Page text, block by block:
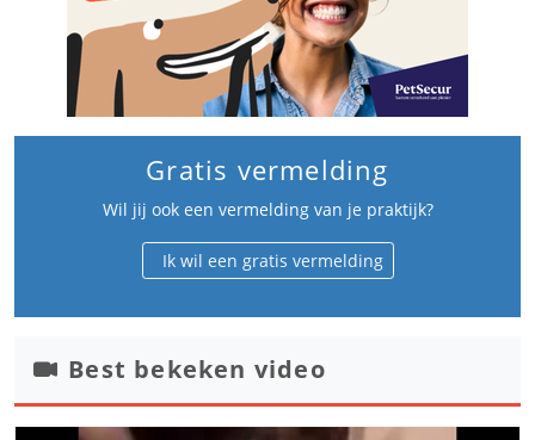
Gratis vermelding
Wil jij ook een vermelding van je praktijk?
Ik wil een gratis vermelding
Best bekeken video